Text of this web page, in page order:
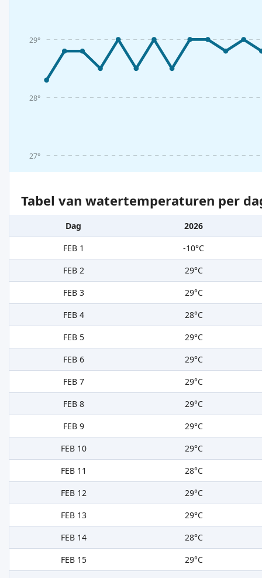
27°
28°
29°
Tabel van watertemperaturen per
Dag
2026
FEB 1
-10°C
FEB 2
29°C
FEB 3
29°C
FEB 4
28°C
FEB 5
29°C
FEB 6
29°C
FEB 7
29°C
FEB 8
29°C
FEB 9
29°C
FEB 10
29°C
FEB 11
28°C
FEB 12
29°C
FEB 13
29°C
FEB 14
28°C
FEB 15
29°C